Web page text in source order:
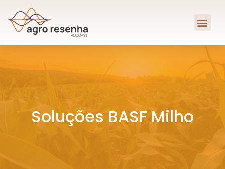
Soluções BASF Milho